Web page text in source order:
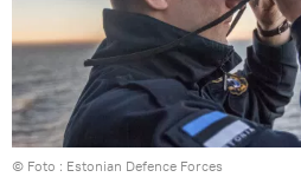
© Foto : Estonian Defence Forces